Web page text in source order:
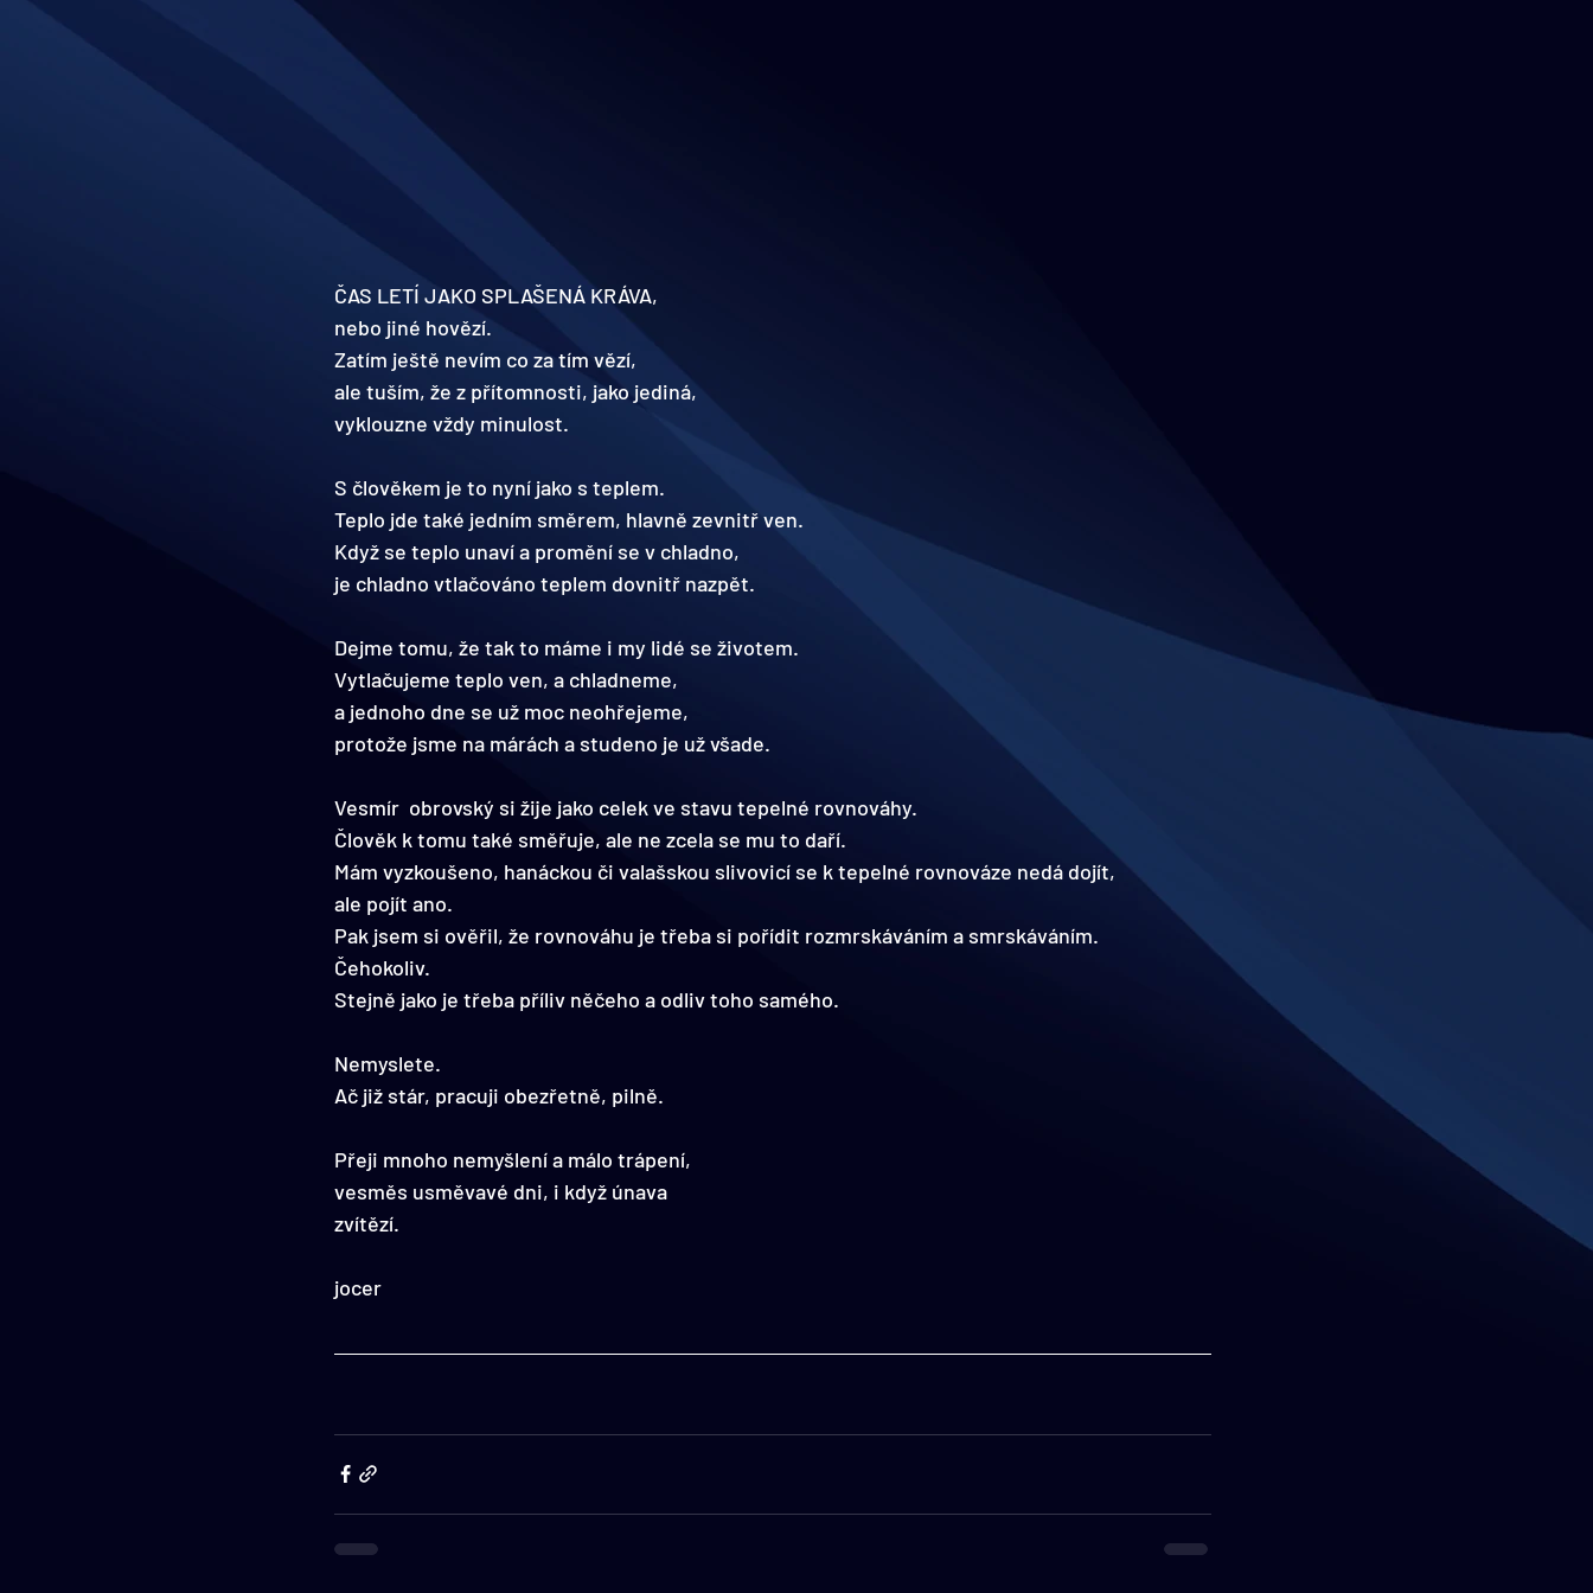
ČAS LETÍ JAKO SPLAŠENÁ KRÁVA,
nebo jiné hovězí.
Zatím ještě nevím co za tím vězí,
ale tuším, že z přítomnosti, jako jediná,
vyklouzne vždy minulost.
S člověkem je to nyní jako s teplem.
Teplo jde také jedním směrem, hlavně zevnitř ven.
Když se teplo unaví a promění se v chladno,
je chladno vtlačováno teplem dovnitř nazpět.
Dejme tomu, že tak to máme i my lidé se životem.
Vytlačujeme teplo ven, a chladneme,
a jednoho dne se už moc neohřejeme,
protože jsme na márách a studeno je už všade.
Vesmír  obrovský si žije jako celek ve stavu tepelné rovnováhy.
Člověk k tomu také směřuje, ale ne zcela se mu to daří.
Mám vyzkoušeno, hanáckou či valašskou slivovicí se k tepelné rovnováze nedá dojít,
ale pojít ano.
Pak jsem si ověřil, že rovnováhu je třeba si pořídit rozmrskáváním a smrskáváním.
Čehokoliv.
Stejně jako je třeba příliv něčeho a odliv toho samého.
Nemyslete.
Ač již stár, pracuji obezřetně, pilně.
Přeji mnoho nemyšlení a málo trápení,
vesměs usměvavé dni, i když únava
zvítězí.
jocer